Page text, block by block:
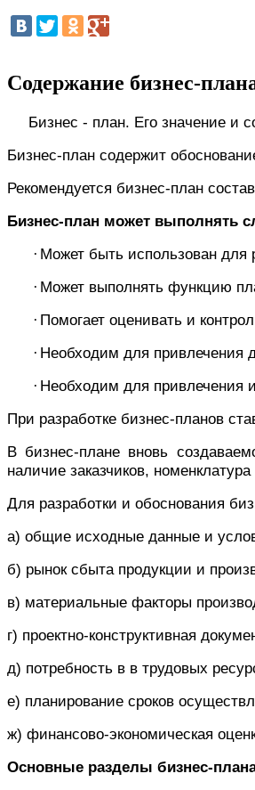
Содержание бизнес-
Бизнес - план. Его значение и
Бизнес-план содержит
Рекомендуется бизнес-план
Бизнес-план может выполнять
· Может быть использован для
· Может выполнять функцию
· Помогает оценивать и
· Необходим для привлечения
· Необходим для привлечения
При разработке бизнес-планов
В бизнес-плане вновь
наличие заказчиков,
Для разработки и обоснования
а) общие исходные данные и
б) рынок сбыта продукции и
в) материальные факторы
г) проектно-конструктивная
д) потребность в в трудовых
е) планирование сроков
ж) финансово-экономическая
Основные разделы бизнес-